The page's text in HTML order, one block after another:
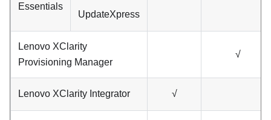
Essentials
UpdateXpress
Lenovo XClarity
Provisioning Manager
√
Lenovo XClarity Integrator √